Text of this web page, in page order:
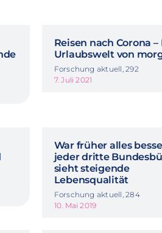
Reisen nach Corona –
Urlaubswelt von
Forschung aktuell, 292
7. Juli 2021
War früher alles
jeder dritte
sieht steigende
Lebensqualität
Forschung aktuell, 284
10. Mai 2019